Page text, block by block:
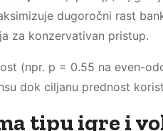
dugoročni rast
za konzervativan pristup.
(npr. p = 0.55 na even-
dok ciljanu prednost
tipu igre i